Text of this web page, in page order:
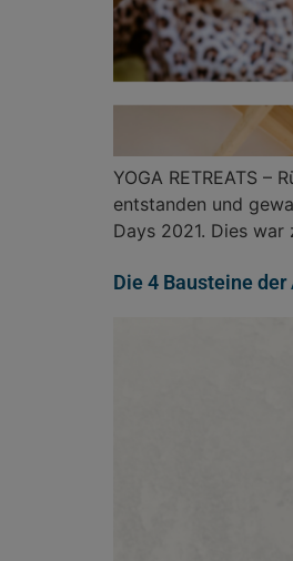
YOGA RETREATS
entstanden und
Days 2021. Dies
Die 4 Bausteine